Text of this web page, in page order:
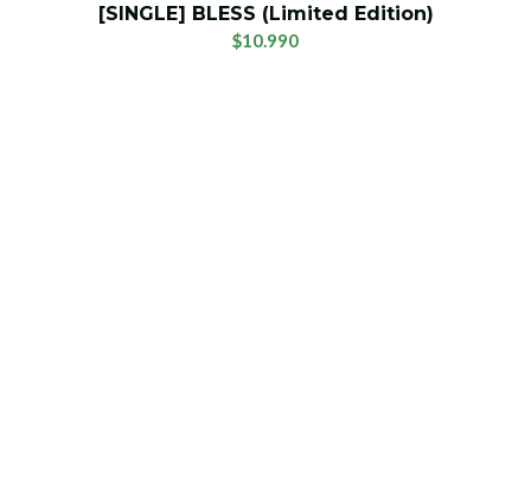
[SINGLE] BLESS (Limited Edition)
$10.990